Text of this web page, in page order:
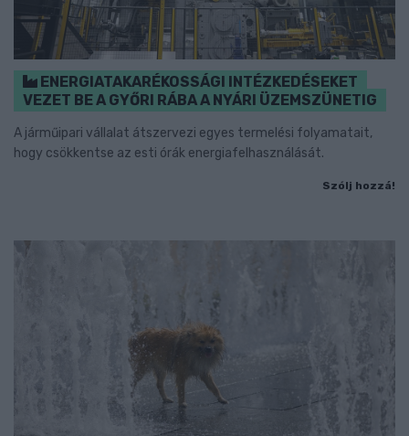
ENERGIATAKARÉKOSSÁGI INTÉZKEDÉSEKET
VEZET BE A GYŐRI RÁBA A NYÁRI ÜZEMSZÜNETIG
A járműipari vállalat átszervezi egyes termelési folyamatait,
hogy csökkentse az esti órák energiafelhasználását.
Szólj hozzá!